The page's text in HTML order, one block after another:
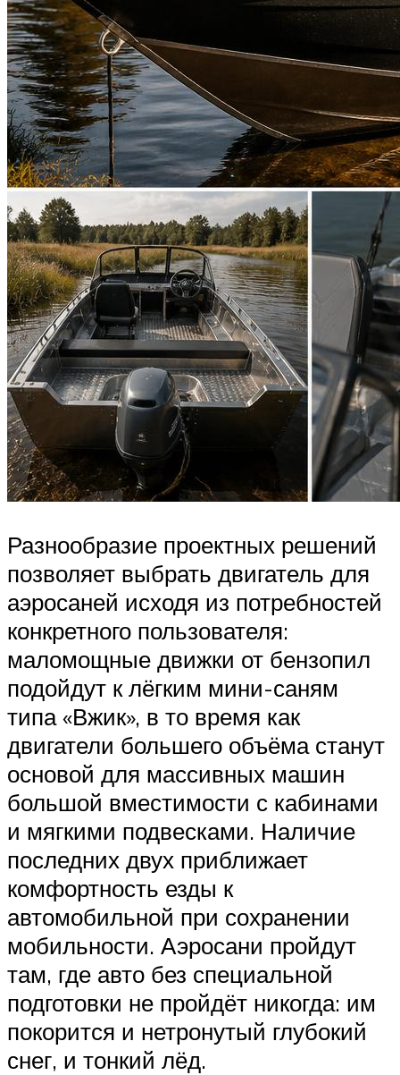
Разнообразие проектных решений
позволяет выбрать двигатель для
аэросаней исходя из потребностей
конкретного пользователя:
маломощные движки от бензопил
подойдут к лёгким мини-саням
типа «Вжик», в то время как
двигатели большего объёма станут
основой для массивных машин
большой вместимости с кабинами
и мягкими подвесками. Наличие
последних двух приближает
комфортность езды к
автомобильной при сохранении
мобильности. Аэросани пройдут
там, где авто без специальной
подготовки не пройдёт никогда: им
покорится и нетронутый глубокий
снег, и тонкий лёд.